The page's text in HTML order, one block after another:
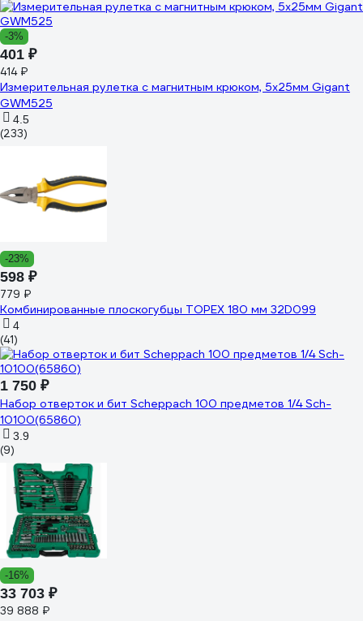
-3%
401 ₽
414 ₽
Измерительная рулетка с магнитным крюком, 5x25мм Gigant
GWM525
4.5
(233)
-23%
598 ₽
779 ₽
Комбинированные плоскогубцы TOPEX 180 мм 32D099
4
(41)
1 750 ₽
Набор отверток и бит Scheppach 100 предметов 1/4 Sch-
10100(65860)
3.9
(9)
-16%
33 703 ₽
39 888 ₽